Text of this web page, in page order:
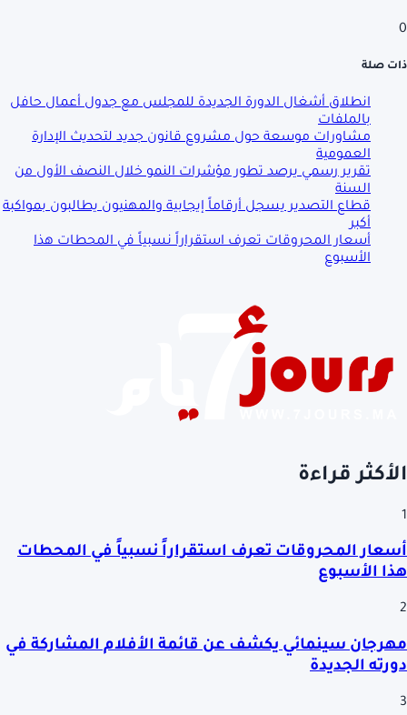
0
ذات صلة
انطلاق أشغال الدورة الجديدة للمجلس مع جدول أعمال حافل
بالملفات
مشاورات موسعة حول مشروع قانون جديد لتحديث الإدارة
العمومية
تقرير رسمي يرصد تطور مؤشرات النمو خلال النصف الأول من
السنة
قطاع التصدير يسجل أرقاماً إيجابية والمهنيون يطالبون بمواكبة
أكبر
أسعار المحروقات تعرف استقراراً نسبياً في المحطات هذا
الأسبوع
الأكثر قراءة
1
أسعار المحروقات تعرف استقراراً نسبياً في المحطات
هذا الأسبوع
2
مهرجان سينمائي يكشف عن قائمة الأفلام المشاركة في
دورته الجديدة
3